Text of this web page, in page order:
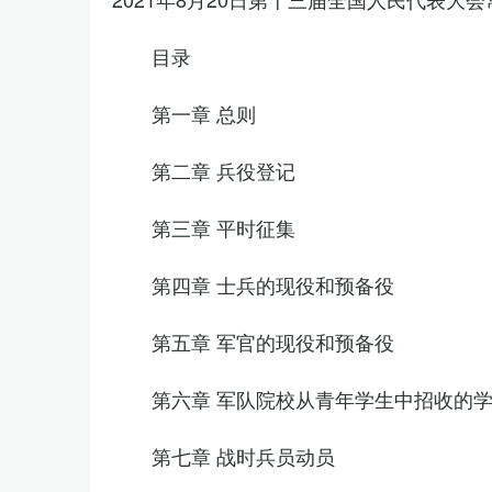
目录
第一章 总则
第二章 兵役登记
第三章 平时征集
第四章 士兵的现役和预备役
第五章 军官的现役和预备役
第六章 军队院校从青年学生中招收的
第七章 战时兵员动员